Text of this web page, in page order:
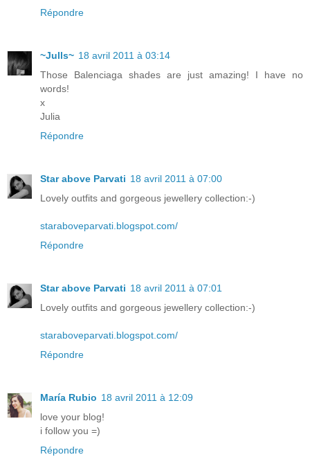
Répondre
~Julls~ 18 avril 2011 à 03:14
Those Balenciaga shades are just amazing! I have no
words!
x
Julia
Répondre
Star above Parvati 18 avril 2011 à 07:00
Lovely outfits and gorgeous jewellery collection:-)
staraboveparvati.blogspot.com/
Répondre
Star above Parvati 18 avril 2011 à 07:01
Lovely outfits and gorgeous jewellery collection:-)
staraboveparvati.blogspot.com/
Répondre
María Rubio 18 avril 2011 à 12:09
love your blog!
i follow you =)
Répondre